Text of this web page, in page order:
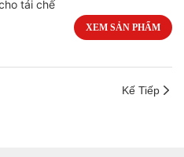
tái chế
XEM SẢN PHẨM
Kế Tiếp